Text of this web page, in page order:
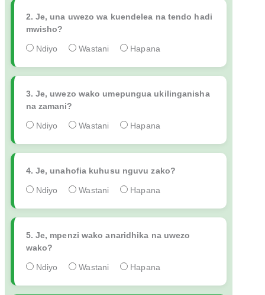
2. Je, una uwezo wa kuendelea na tendo hadi
mwisho?
Ndiyo Wastani Hapana
3. Je, uwezo wako umepungua ukilinganisha
na zamani?
Ndiyo Wastani Hapana
4. Je, unahofia kuhusu nguvu zako?
Ndiyo Wastani Hapana
5. Je, mpenzi wako anaridhika na uwezo
wako?
Ndiyo Wastani Hapana